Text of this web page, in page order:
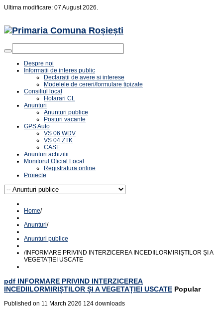
Ultima modificare: 07 August 2026.
Despre noi
Informatii de interes public
Declaratii de avere si interese
Modelele de cereri/formulare tipizate
Consiliul local
Hotarari CL
Anunturi
Anunturi publice
Posturi vacante
GPS Auto
VS 06 WDV
VS 04 ZTK
CASE
Anunturi achizitii
Monitorul Oficial Local
Registratura online
Proiecte
Home/
Anunturi/
Anunturi publice
/INFORMARE PRIVIND INTERZICEREA INCEDIILORMIRIȘTILOR ȘI A
VEGETAȚIEI USCATE
pdf INFORMARE PRIVIND INTERZICEREA
INCEDIILORMIRIȘTILOR ȘI A VEGETAȚIEI USCATE Popular
Published on 11 March 2026 124 downloads